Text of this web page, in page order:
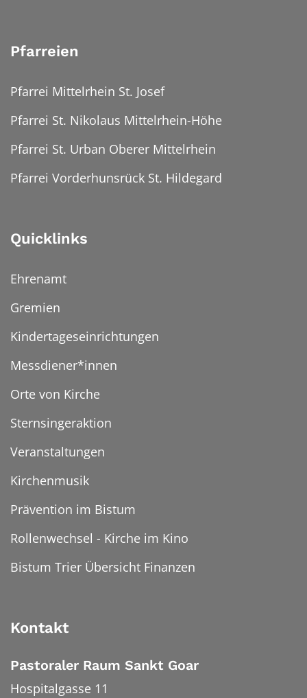
Pfarreien
Pfarrei Mittelrhein St. Josef
Pfarrei St. Nikolaus Mittelrhein-Höhe
Pfarrei St. Urban Oberer Mittelrhein
Pfarrei Vorderhunsrück St. Hildegard
Quicklinks
Ehrenamt
Gremien
Kindertageseinrichtungen
Messdiener*innen
Orte von Kirche
Sternsingeraktion
Veranstaltungen
Kirchenmusik
Prävention im Bistum
Rollenwechsel - Kirche im Kino
Bistum Trier Übersicht Finanzen
Kontakt
Pastoraler Raum Sankt Goar
Hospitalgasse 11